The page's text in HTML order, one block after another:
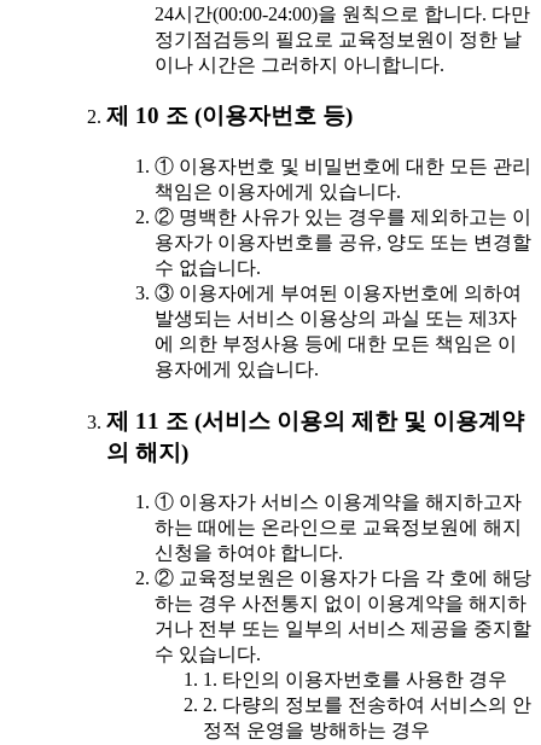
24시간(00:00-24:00)을 원칙으로 합니다. 다만
정기점검등의 필요로 교육정보원이 정한 날
이나 시간은 그러하지 아니합니다.
제 10 조 (이용자번호 등)
① 이용자번호 및 비밀번호에 대한 모든 관리
책임은 이용자에게 있습니다.
② 명백한 사유가 있는 경우를 제외하고는 이
용자가 이용자번호를 공유, 양도 또는 변경할
수 없습니다.
③ 이용자에게 부여된 이용자번호에 의하여
발생되는 서비스 이용상의 과실 또는 제3자
에 의한 부정사용 등에 대한 모든 책임은 이
용자에게 있습니다.
제 11 조 (서비스 이용의 제한 및 이용계약
의 해지)
① 이용자가 서비스 이용계약을 해지하고자
하는 때에는 온라인으로 교육정보원에 해지
신청을 하여야 합니다.
② 교육정보원은 이용자가 다음 각 호에 해당
하는 경우 사전통지 없이 이용계약을 해지하
거나 전부 또는 일부의 서비스 제공을 중지할
수 있습니다.
1. 타인의 이용자번호를 사용한 경우
2. 다량의 정보를 전송하여 서비스의 안
정적 운영을 방해하는 경우